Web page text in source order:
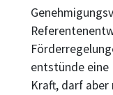
entstünde eine
Kraft, darf